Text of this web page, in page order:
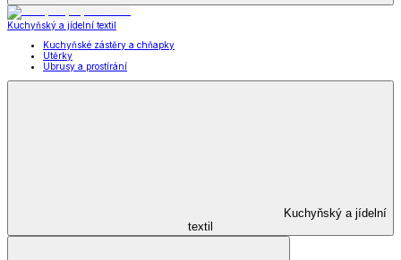
Kuchyňský a jídelní textil
Kuchyňské zástěry a chňapky
Utěrky
Ubrusy a prostírání
Kuchyňský a jídelní
textil